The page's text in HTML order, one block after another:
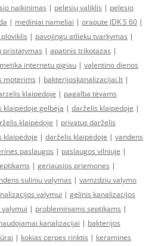
naikinimas | pelesių valiklis | pelesio
| mediniai nameliai | orapute JDK S 60 |
| pavojingu atlieku tvarkymas |
pristatymas | apatinis trikotazas |
internetu pigiau | valentino dienos
moterims | bakterijoskanalizacijai.lt |
klaipedoje | pagalba tėvams
klaipėdoje gelbėja | darželis klaipėdoje |
klaipėdoje | privatus darželis
klaipėdoje | darželis klaipėdoje | vandens
paslaugos | paslaugos vilniuje |
| geriausios priemones |
suliniu valymas | vamzdziu valymo
valymui | gelinis kanalizacijos
| probleminiams septikams |
kanalizacijai | bakterijos
| kokias cerpes rinktis | keramines